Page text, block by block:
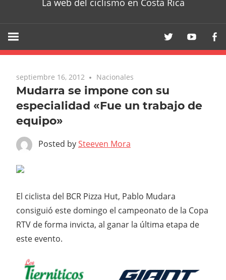
La web del ciclismo en Costa Rica
septiembre 16, 2012 Nacionales
Mudarra se impone con su
especialidad «Fue un trabajo de
equipo»
Posted bySteeven Mora
El ciclista del BCR Pizza Hut, Pablo Mudara
consiguió este domingo el campeonato de la Copa
RTV de forma invicta, al ganar la última etapa de
este evento.